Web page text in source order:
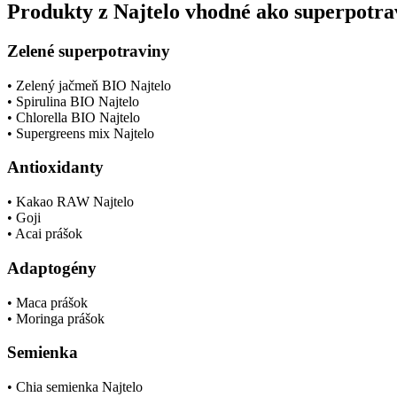
Produkty z Najtelo vhodné ako
Zelené superpotraviny
• Zelený jačmeň BIO Najtelo
• Spirulina BIO Najtelo
• Chlorella BIO Najtelo
• Supergreens mix Najtelo
Antioxidanty
• Kakao RAW Najtelo
• Goji
• Acai prášok
Adaptogény
• Maca prášok
• Moringa prášok
Semienka
• Chia semienka Najtelo